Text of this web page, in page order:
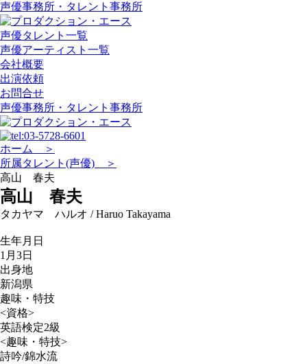
声優事務所・タレント事務所
声優タレント一覧
声優アーティスト一覧
会社概要
出演依頼
お問合せ
声優事務所・タレント事務所
ホーム ＞
所属タレント(声優) ＞
高山 春夫
高山 春夫
タカヤマ ハルオ / Haruo Takayama
生年月日
1月3日
出身地
新潟県
趣味・特技
<資格>
英語検定2級
<趣味・特技>
詩吟/錦水流